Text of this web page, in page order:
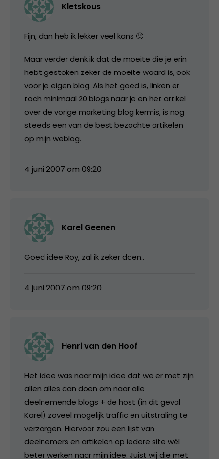
Kletskous
Fijn, dan heb ik lekker veel kans 🙂
Maar verder denk ik dat de moeite die je erin
hebt gestoken zeker de moeite waard is, ook
voor je eigen blog. Als het goed is, linken er
toch minimaal 20 blogs naar je en het artikel
over de vorige marketing blog kermis, is nog
steeds een van de best bezochte artikelen
op mijn weblog.
4 juni 2007 om 09:20
Karel Geenen
Goed idee Roy, zal ik zeker doen..
4 juni 2007 om 09:20
Henri van den Hoof
Het idee was naar mijn idee dat we er met zijn
allen alles aan doen om naar alle
deelnemende blogs + de host (in dit geval
Karel) zoveel mogelijk traffic en uitstraling te
verzorgen. Hiervoor zou een lijst van
deelnemers en artikelen op iedere site wèl
beter werken naar mijn idee. Juist wij die met